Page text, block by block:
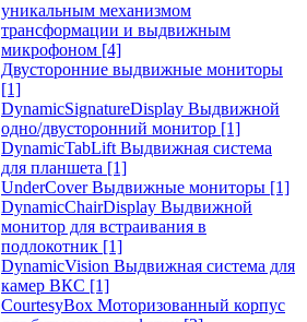
уникальным механизмом
трансформации и выдвижным
микрофоном [4]
Двусторонние выдвижные мониторы
[1]
DynamicSignatureDisplay Выдвижной
одно/двусторонний монитор [1]
DynamicTabLift Выдвижная система
для планшета [1]
UnderCover Выдвижные мониторы [1]
DynamicChairDisplay Выдвижной
монитор для встраивания в
подлокотник [1]
DynamicVision Выдвижная система для
камер ВКС [1]
CourtesyBox Моторизованный корпус